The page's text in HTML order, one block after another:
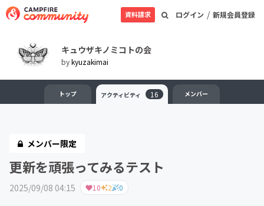
ログイン / 新規会員登録
資料請求
キュウザキノミコトの会
bykyuzakimai
トップ アクティビティ 16 メンバー
メンバー限定
更新を頑張ってみるテスト
2025/09/08 04:15 10 2 0